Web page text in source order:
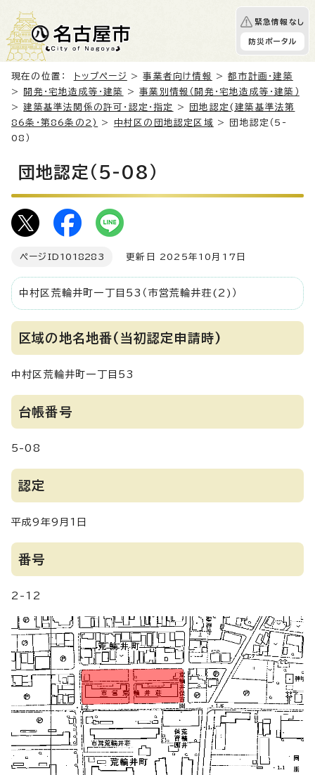
緊急情報なし
防災ポータル
現在の位置： トップページ >事業者向け情報 >都市計画・建築
>
開発・宅地造成等・建築 >事業別情報（開発・宅地造成等・建築）
>建築基準法関係の許可・認定・指定 >
団地認定(建築基準法第
86条・第86条の2)
> 中村区の団地認定区域 > 団地認定（5-
08）
団地認定（5-08）
ページID 1018283 更新日 2025年10月17日
中村区荒輪井町一丁目53（市営荒輪井荘(2)）
区域の地名地番(当初認定申請時)
中村区荒輪井町一丁目53
台帳番号
5-08
認定
平成9年9月1日
番号
2-12